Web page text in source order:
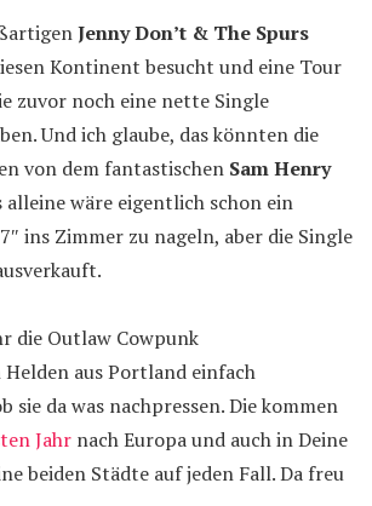
Jenny Don’t & The Spurs
Kontinent besucht und eine Tour
zuvor noch eine nette Single
Und ich glaube, das könnten die
von dem fantastischen Sam Henry
alleine wäre eigentlich schon ein
ins Zimmer zu nageln, aber die Single
die Outlaw Cowpunk
aus Portland einfach
sie da was nachpressen. Die kommen
Jahr nach Europa und auch in Deine
beiden Städte auf jeden Fall. Da freu